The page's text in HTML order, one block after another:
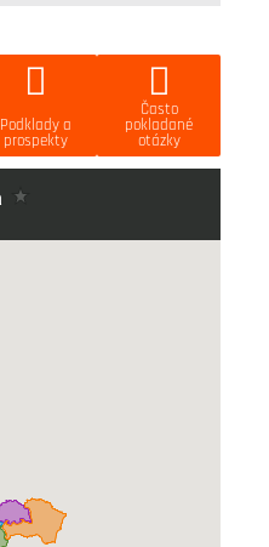
Podklady a
prospekty
Často
pokladané
otázky